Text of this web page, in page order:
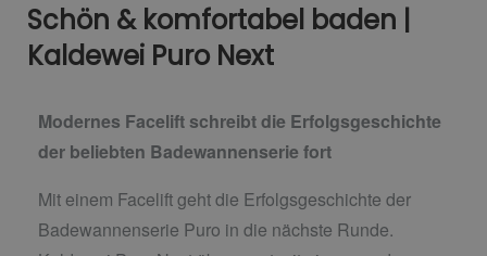
Schön & komfortabel baden |
Kaldewei Puro Next
Modernes Facelift schreibt die Erfolgsgeschichte
der beliebten Badewannenserie fort
Mit einem Facelift geht die Erfolgsgeschichte der
Badewannenserie Puro in die nächste Runde.